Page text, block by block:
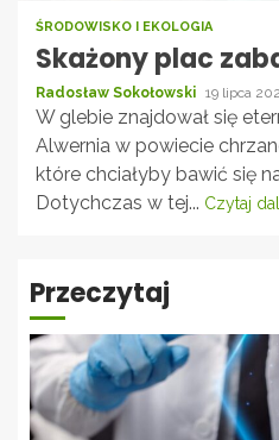
ŚRODOWISKO I EKOLOGIA
Skażony plac
Radosław Sokołowski 19 lipca
W glebie znajdował się
Alwernia w powiecie
które chciałyby bawić się
Dotychczas w tej... Czytaj
Przeczytaj